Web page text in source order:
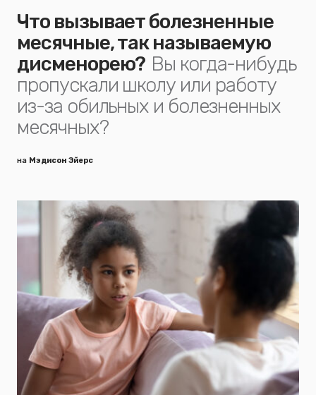
Что вызывает болезненные
месячные, так называемую
дисменорею? Вы когда-нибудь
пропускали школу или работу
из-за обильных и болезненных
месячных?
на Мэдисон Эйерс